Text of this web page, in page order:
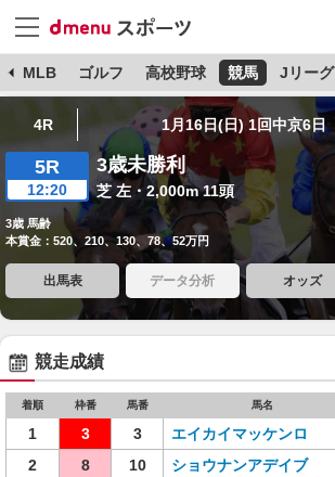
MLB ゴルフ 高校野球 競馬 Jリーグ
4R 1月16日(日) 1回中京6日
5R
12:20
3歳未勝利
芝 左・2,000m 11頭
3歳 馬齢
本賞金：520、210、130、78、52万円
出馬表 データ分析 オッズ
競走成績
着順 枠番 馬番 馬名
1 3 3 エイカイマッケンロ
2
8 10 ショウナンアデイブ